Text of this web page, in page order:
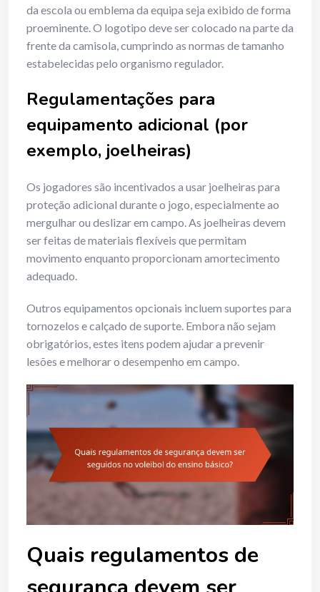
da escola ou emblema da equipa seja exibido de forma
proeminente. O logotipo deve ser colocado na parte da
frente da camisola, cumprindo as normas de tamanho
estabelecidas pelo organismo regulador.
Regulamentações para
equipamento adicional (por
exemplo, joelheiras)
Os jogadores são incentivados a usar joelheiras para
proteção adicional durante o jogo, especialmente ao
mergulhar ou deslizar em campo. As joelheiras devem
ser feitas de materiais flexíveis que permitam
movimento enquanto proporcionam amortecimento
adequado.
Outros equipamentos opcionais incluem suportes para
tornozelos e calçado de suporte. Embora não sejam
obrigatórios, estes itens podem ajudar a prevenir
lesões e melhorar o desempenho em campo.
Quais regulamentos de